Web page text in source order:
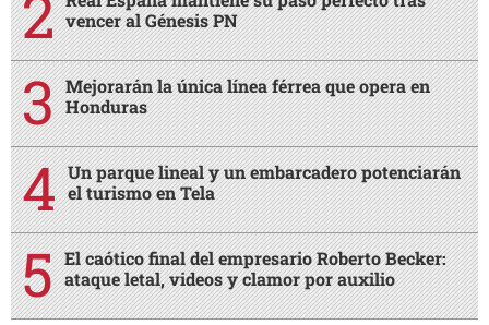
vencer al Génesis PN
Mejorarán la única línea férrea que opera en
Honduras
Un parque lineal y un embarcadero potenciarán
el turismo en Tela
El caótico final del empresario Roberto Becker:
ataque letal, videos y clamor por auxilio